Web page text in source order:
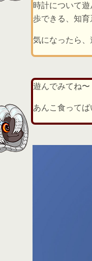
時計について
歩できる、知育
気になったら、
遊んでみてね〜
あんこ食って